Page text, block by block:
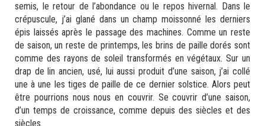
semis, le retour de l’abondance ou le repos hivernal. Dans le
crépuscule, j’ai glané dans un champ moissonné les derniers
épis laissés après le passage des machines. Comme un reste
de saison, un reste de printemps, les brins de paille dorés sont
comme des rayons de soleil transformés en végétaux. Sur un
drap de lin ancien, usé, lui aussi produit d’une saison, j’ai collé
une à une les tiges de paille de ce dernier solstice. Alors peut
être pourrions nous nous en couvrir. Se couvrir d’une saison,
d’un temps de croissance, comme depuis des siècles et des
siècles.